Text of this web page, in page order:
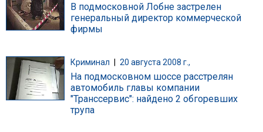
В подмосковной Лобне застрелен
генеральный директор коммерческой
фирмы
Криминал 20 августа 2008 г.,
На подмосковном шоссе расстрелян
автомобиль главы компании
"Транссервис": найдено 2 обгоревших
трупа